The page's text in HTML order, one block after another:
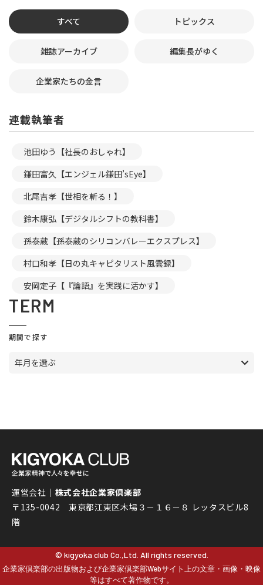
すべて トピックス
雑誌アーカイブ 編集長がゆく
企業家たちの金言
連載執筆者
池田ゆう【社長のおしゃれ】
鎌田富久【エンジェル鎌田’sEye】
北尾吉孝【世相を斬る！】
鈴木康弘【デジタルシフトの教科書】
孫泰蔵【孫泰蔵のシリコンバレーエクスプレス】
村口和孝【日の丸キャピタリスト風雲録】
安岡定子【『論語』を実践に活かす】
TERM
期間で探す
年月を選ぶ
運営会社｜ 株式会社企業家倶楽部
〒135-0042 東京都江東区木場３－１６－８ レッタスビル8
階
© kigyoka club Co.,Ltd. All rights reserved.
企業家倶楽部の出版物および企業家倶楽部Webサイト上の文章・画像・映像
等はすべて著作物です。